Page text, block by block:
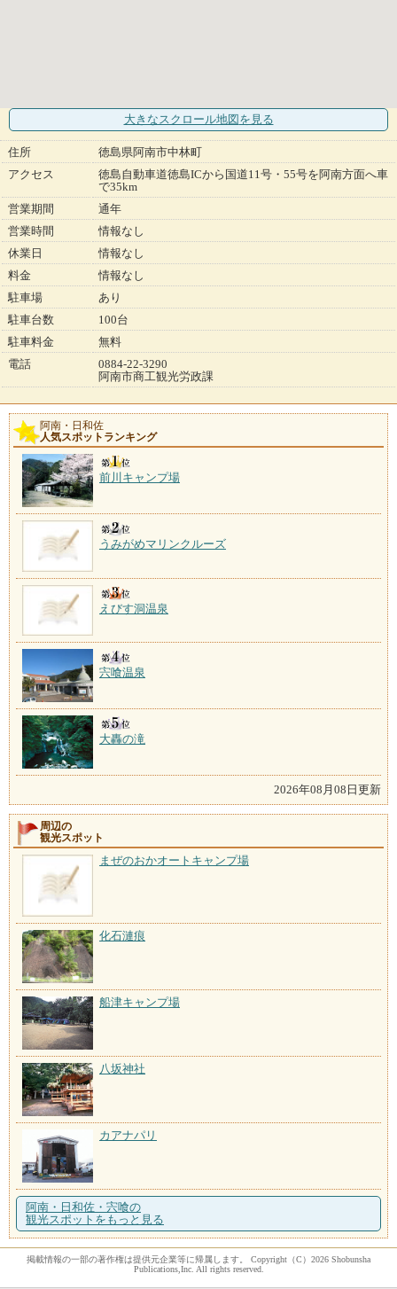
大きなスクロール地図 を見る
住所
徳島県阿南市中林町
アクセス
徳島自動車道徳島ICから国道11号・55号を阿南方面へ車
で35km
営業期間
通年
営業時間
情報なし
休業日
情報なし
料金
情報なし
駐車場
あり
駐車台数
100台
駐車料金
無料
電話
0884-22-3290
阿南市商工観光労政課
阿南・日和佐
人気スポットランキング
前川キャンプ場
うみがめマリンクルーズ
えびす洞温泉
宍喰温泉
大轟の滝
2026年08月08日更新
周辺の
観光スポット
まぜのおかオートキャンプ場
化石漣痕
船津キャンプ場
八坂神社
カアナパリ
阿南・日和佐・宍喰の
観光スポットをもっと見る
掲載情報の一部の著作権は提供元企業等に帰属します。 Copyright（C）2026 Shobunsha
Publications,Inc. All rights reserved.